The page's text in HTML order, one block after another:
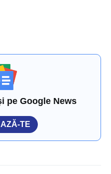
pe Google News
TE